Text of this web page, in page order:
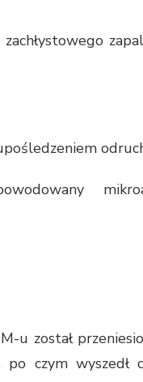
u został
po czym